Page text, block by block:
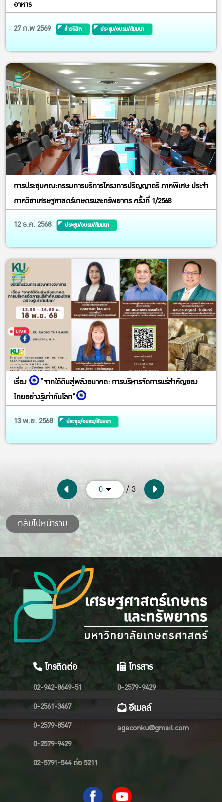
อาหาร
27 ก.พ 2569
ข่าวนิสิต ประชุม/อบรม/สัมมนา
การประชุมคณะกรรมการบริการโครงการปริญญาตรี ภาคพิเศษ ประจำ
ภาควิชาเศรษฐศาสตร์เกษตรและทรัพยากร ครั้งที่ 1/2568
12 ธ.ค. 2568
ประชุม/อบรม/สัมมนา
เรื่อง
“จากใต้ดินสู่พลังอนาคต: การบริหารจัดการแร่สำคัญของ
ไทยอย่างรู้เท่าทันโลก”
13 พ.ย. 2568
ประชุม/อบรม/สัมมนา
0 / 3
กลับไปหน้ารวม
โทรติดต่อ
02-942-8649-51
0-2561-3467
0-2579-8547
0-2579-9429
02-5791-544 ต่อ 5211
โทรสาร
0-2579-9429
อีเมลล์
ageconku@gmail.com